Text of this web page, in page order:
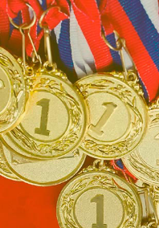
ЛУЧШИЕ